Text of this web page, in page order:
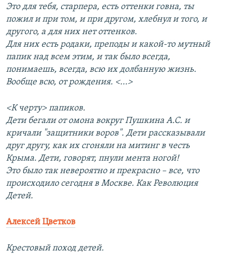
Это для тебя, старпера, есть оттенки говна, ты
пожил и при том, и при другом, хлебнул и того, и
другого, а для них нет оттенков.
Для них есть родаки, преподы и какой-то мутный
папик над всем этим, и так было всегда,
понимаешь, всегда, всю их долбанную жизнь.
Вообще всю, от рождения. <...>
<К черту> папиков.
Дети бегали от омона вокруг Пушкина А.С. и
кричали "защитники воров". Дети рассказывали
друг другу, как их сгоняли на митинг в честь
Крыма. Дети, говорят, пнули мента ногой!
Это было так невероятно и прекрасно – все, что
происходило сегодня в Москве. Как Революция
Детей.
Алексей Цветков
Крестовый поход детей.